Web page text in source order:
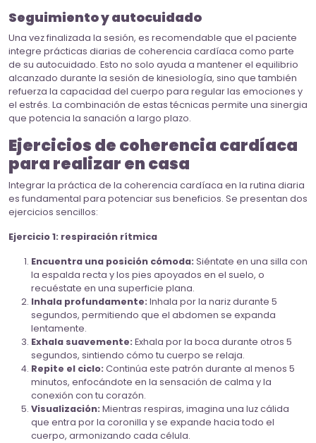
Seguimiento y autocuidado
Una vez finalizada la sesión, es recomendable que el paciente
integre prácticas diarias de coherencia cardíaca como parte
de su autocuidado. Esto no solo ayuda a mantener el equilibrio
alcanzado durante la sesión de kinesiología, sino que también
refuerza la capacidad del cuerpo para regular las emociones y
el estrés. La combinación de estas técnicas permite una sinergia
que potencia la sanación a largo plazo.
Ejercicios de coherencia cardíaca
para realizar en casa
Integrar la práctica de la coherencia cardíaca en la rutina diaria
es fundamental para potenciar sus beneficios. Se presentan dos
ejercicios sencillos:
Ejercicio 1: respiración rítmica
Encuentra una posición cómoda: Siéntate en una silla con
la espalda recta y los pies apoyados en el suelo, o
recuéstate en una superficie plana.
Inhala profundamente: Inhala por la nariz durante 5
segundos, permitiendo que el abdomen se expanda
lentamente.
Exhala suavemente: Exhala por la boca durante otros 5
segundos, sintiendo cómo tu cuerpo se relaja.
Repite el ciclo: Continúa este patrón durante al menos 5
minutos, enfocándote en la sensación de calma y la
conexión con tu corazón.
Visualización: Mientras respiras, imagina una luz cálida
que entra por la coronilla y se expande hacia todo el
cuerpo, armonizando cada célula.